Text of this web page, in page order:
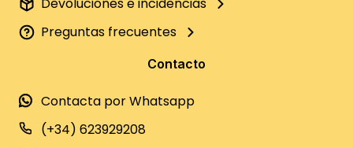
Devoluciones e incidencias
Preguntas frecuentes
Contacto
Contacta por Whatsapp
(+34) 623929208